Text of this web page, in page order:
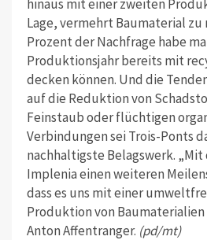
hinaus mit einer zweiten
Lage, vermehrt Baumaterial zu
Prozent der Nachfrage habe
Produktionsjahr bereits mit
decken können. Und die
auf die Reduktion von
Feinstaub oder flüchtigen
Verbindungen sei Trois-Ponts
nachhaltigste Belagswerk.
Implenia einen weiteren
dass es uns mit einer
Produktion von Baumaterialien
Anton Affentranger. (pd/mt)